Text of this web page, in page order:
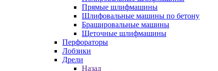
Прямые шлифмашины
Шлифовальные машины по бетону
Брашировальные машины
Щеточные шлифмашины
Перфораторы
Лобзики
Дрели
Назад